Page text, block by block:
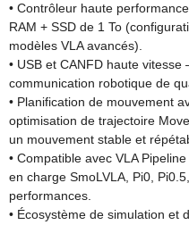
• Contrôleur haute
RAM + SSD de 1 To
modèles VLA avancés).
• USB et CANFD haute
communication robotique de
• Planification de mouvement
optimisation de trajectoire
un mouvement stable et
• Compatible avec VLA
en charge SmoLVLA, Pi0,
performances.
• Écosystème de simulation et